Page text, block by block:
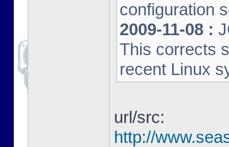
configuration
2009-11-08 :
This corrects
recent Linux
url/src:
http://